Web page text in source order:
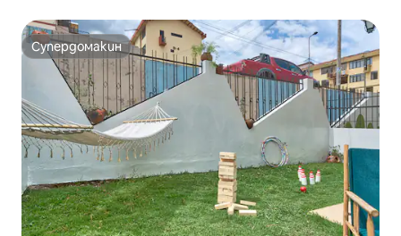
Супердомакин
Супердомакин